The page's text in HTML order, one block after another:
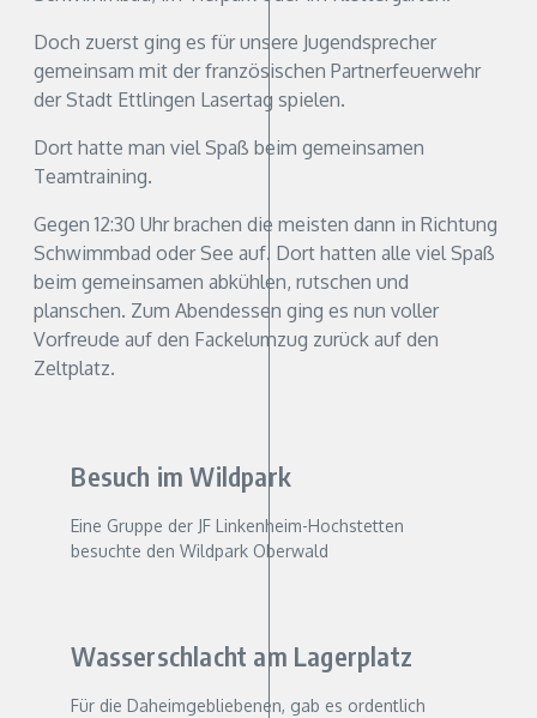
Doch zuerst ging es für unsere Jugendsprecher
gemeinsam mit der französischen Partnerfeuerwehr
der Stadt Ettlingen Lasertag spielen.
Dort hatte man viel Spaß beim gemeinsamen
Teamtraining.
Gegen 12:30 Uhr brachen die meisten dann in Richtung
Schwimmbad oder See auf. Dort hatten alle viel Spaß
beim gemeinsamen abkühlen, rutschen und
planschen. Zum Abendessen ging es nun voller
Vorfreude auf den Fackelumzug zurück auf den
Zeltplatz.
Besuch im Wildpark
Eine Gruppe der JF Linkenheim-Hochstetten
besuchte den Wildpark Oberwald
Wasserschlacht am Lagerplatz
Für die Daheimgebliebenen, gab es ordentlich